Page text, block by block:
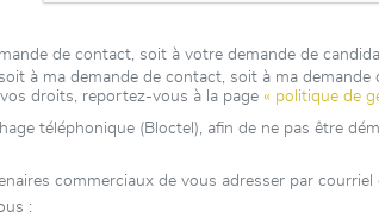
de contact, soit à votre demande de
à ma demande de contact, soit à ma
droits, reportez-vous à la page « politique de
téléphonique (Bloctel), afin de ne pas être
commerciaux de vous adresser par
: